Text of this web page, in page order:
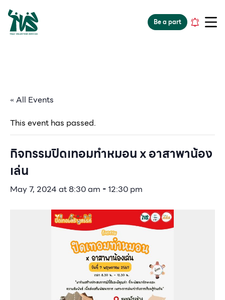
gv-5iuoxpem74qfjw.dv.googlehosted.com
Be a part
« All Events
This event has passed.
กิจกรรมปิดเทอมทำหมอน x อาสาพาน้อง
เล่น
May 7, 2024 at 8:30 am -12:30 pm